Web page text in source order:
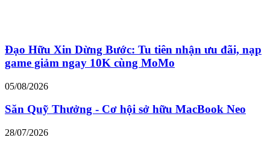
Đạo Hữu Xin Dừng Bước: Tu tiên nhận ưu đãi, nạp
game giảm ngay 10K cùng MoMo
05/08/2026
Săn Quỹ Thưởng - Cơ hội sở hữu MacBook Neo
28/07/2026